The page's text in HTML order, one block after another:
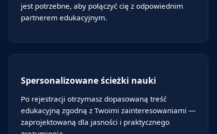
jest potrzebne, aby połączyć cię z odpowiednim
partnerem edukacyjnym.
Spersonalizowane ścieżki nauki
Po rejestracji otrzymasz dopasowaną treść
edukacyjną zgodną z Twoimi zainteresowaniami —
zaprojektowaną dla jasności i praktycznego